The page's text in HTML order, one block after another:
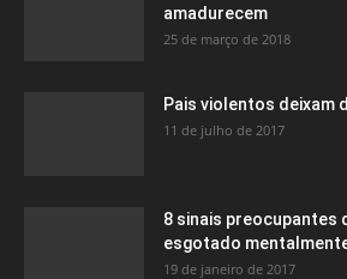
amadurecem
25 de março de 2018
Pais violentos deixam
11 de julho de 2017
8 sinais preocupantes
esgotado
19 de janeiro de 2017